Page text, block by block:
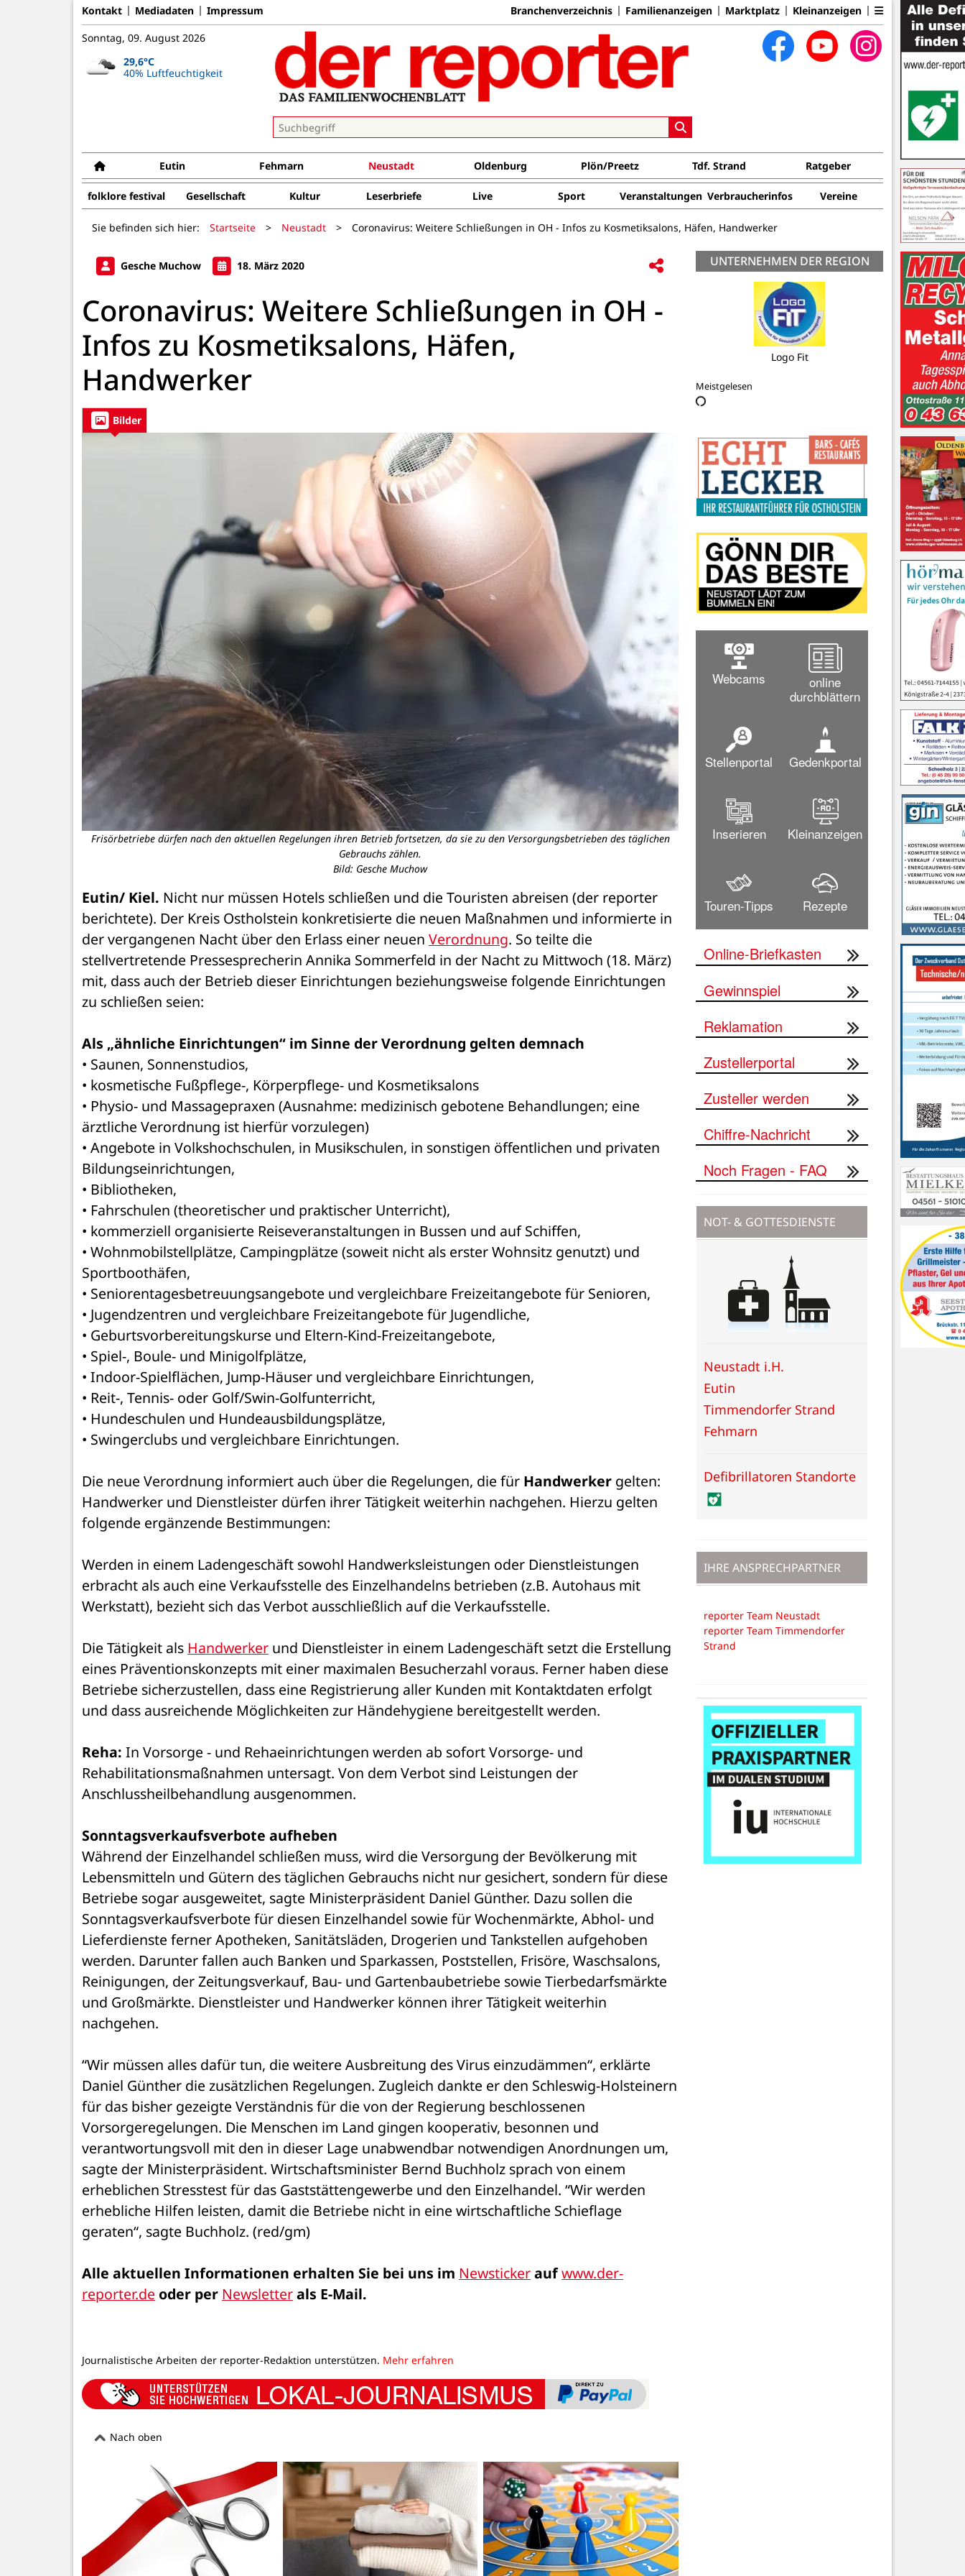
Kontakt Mediadaten Impressum Branchenverzeichnis Familienanzeigen Marktplatz Kleinanzeigen
Sonntag, 09. August 2026
29,6°C
40% Luftfeuchtigkeit
Eutin Fehmarn Neustadt Oldenburg Plön/Preetz Tdf. Strand Ratgeber
folklore festival Gesellschaft Kultur Leserbriefe Live Sport Veranstaltungen Verbraucherinfos Vereine
Sie befinden sich hier: Startseite > Neustadt > Coronavirus: Weitere Schließungen in OH - Infos zu Kosmetiksalons, Häfen, Handwerker
Gesche Muchow 18. März 2020
Coronavirus: Weitere Schließungen in OH -
Infos zu Kosmetiksalons, Häfen,
Handwerker
Bilder
Frisörbetriebe dürfen nach den aktuellen Regelungen ihren Betrieb fortsetzen, da sie zu den Versorgungsbetrieben des täglichen
Gebrauchs zählen.
Bild: Gesche Muchow
Eutin/ Kiel. Nicht nur müssen Hotels schließen und die Touristen abreisen (der reporter
berichtete). Der Kreis Ostholstein konkretisierte die neuen Maßnahmen und informierte in
der vergangenen Nacht über den Erlass einer neuen Verordnung. So teilte die
stellvertretende Pressesprecherin Annika Sommerfeld in der Nacht zu Mittwoch (18. März)
mit, dass auch der Betrieb dieser Einrichtungen beziehungsweise folgende Einrichtungen
zu schließen seien:
Als „ähnliche Einrichtungen“ im Sinne der Verordnung gelten demnach
• Saunen, Sonnenstudios,
• kosmetische Fußpflege-, Körperpflege- und Kosmetiksalons
• Physio- und Massagepraxen (Ausnahme: medizinisch gebotene Behandlungen; eine
ärztliche Verordnung ist hierfür vorzulegen)
• Angebote in Volkshochschulen, in Musikschulen, in sonstigen öffentlichen und privaten
Bildungseinrichtungen,
• Bibliotheken,
• Fahrschulen (theoretischer und praktischer Unterricht),
• kommerziell organisierte Reiseveranstaltungen in Bussen und auf Schiffen,
• Wohnmobilstellplätze, Campingplätze (soweit nicht als erster Wohnsitz genutzt) und
Sportboothäfen,
• Seniorentagesbetreuungsangebote und vergleichbare Freizeitangebote für Senioren,
• Jugendzentren und vergleichbare Freizeitangebote für Jugendliche,
• Geburtsvorbereitungskurse und Eltern-Kind-Freizeitangebote,
• Spiel-, Boule- und Minigolfplätze,
• Indoor-Spielflächen, Jump-Häuser und vergleichbare Einrichtungen,
• Reit-, Tennis- oder Golf/Swin-Golfunterricht,
• Hundeschulen und Hundeausbildungsplätze,
• Swingerclubs und vergleichbare Einrichtungen.
Die neue Verordnung informiert auch über die Regelungen, die für Handwerker gelten:
Handwerker und Dienstleister dürfen ihrer Tätigkeit weiterhin nachgehen. Hierzu gelten
folgende ergänzende Bestimmungen:
Werden in einem Ladengeschäft sowohl Handwerksleistungen oder Dienstleistungen
erbracht als auch eine Verkaufsstelle des Einzelhandelns betrieben (z.B. Autohaus mit
Werkstatt), bezieht sich das Verbot ausschließlich auf die Verkaufsstelle.
Die Tätigkeit als Handwerker und Dienstleister in einem Ladengeschäft setzt die Erstellung
eines Präventionskonzepts mit einer maximalen Besucherzahl voraus. Ferner haben diese
Betriebe sicherzustellen, dass eine Registrierung aller Kunden mit Kontaktdaten erfolgt
und dass ausreichende Möglichkeiten zur Händehygiene bereitgestellt werden.
Reha: In Vorsorge - und Rehaeinrichtungen werden ab sofort Vorsorge- und
Rehabilitationsmaßnahmen untersagt. Von dem Verbot sind Leistungen der
Anschlussheilbehandlung ausgenommen.
Sonntagsverkaufsverbote aufheben
Während der Einzelhandel schließen muss, wird die Versorgung der Bevölkerung mit
Lebensmitteln und Gütern des täglichen Gebrauchs nicht nur gesichert, sondern für diese
Betriebe sogar ausgeweitet, sagte Ministerpräsident Daniel Günther. Dazu sollen die
Sonntagsverkaufsverbote für diesen Einzelhandel sowie für Wochenmärkte, Abhol- und
Lieferdienste ferner Apotheken, Sanitätsläden, Drogerien und Tankstellen aufgehoben
werden. Darunter fallen auch Banken und Sparkassen, Poststellen, Frisöre, Waschsalons,
Reinigungen, der Zeitungsverkauf, Bau- und Gartenbaubetriebe sowie Tierbedarfsmärkte
und Großmärkte. Dienstleister und Handwerker können ihrer Tätigkeit weiterhin
nachgehen.
“Wir müssen alles dafür tun, die weitere Ausbreitung des Virus einzudämmen“, erklärte
Daniel Günther die zusätzlichen Regelungen. Zugleich dankte er den Schleswig-Holsteinern
für das bisher gezeigte Verständnis für die von der Regierung beschlossenen
Vorsorgeregelungen. Die Menschen im Land gingen kooperativ, besonnen und
verantwortungsvoll mit den in dieser Lage unabwendbar notwendigen Anordnungen um,
sagte der Ministerpräsident. Wirtschaftsminister Bernd Buchholz sprach von einem
erheblichen Stresstest für das Gaststättengewerbe und den Einzelhandel. “Wir werden
erhebliche Hilfen leisten, damit die Betriebe nicht in eine wirtschaftliche Schieflage
geraten“, sagte Buchholz. (red/gm)
Alle aktuellen Informationen erhalten Sie bei uns im Newsticker auf www.der-
reporter.de oder per Newsletter als E-Mail.
Journalistische Arbeiten der reporter-Redaktion unterstützen. Mehr erfahren
Nach oben
UNTERNEHMEN DER REGION
Tourist-Info Stadthafen Neustadt
Meistgelesen
Webcams
online
durchblättern
Stellenportal Gedenkportal
Inserieren Kleinanzeigen
Touren-Tipps Rezepte
Online-Briefkasten
Gewinnspiel
Reklamation
Zustellerportal
Zusteller werden
Chiffre-Nachricht
Noch Fragen - FAQ
NOT- & GOTTESDIENSTE
Neustadt i.H.
Eutin
Timmendorfer Strand
Fehmarn
Defibrillatoren Standorte
IHRE ANSPRECHPARTNER
reporter Team Neustadt
reporter Team Timmendorfer
Strand